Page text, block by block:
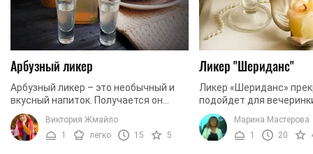
Арбузный ликер
Арбузный ликер – это необычный и
вкусный напиток. Получается он
весьма крепким, но приятным. Так
как арбуз состоит в основном из
воды, то сложно ...
Виктория Жмайло
1
легко 15 5
Ликер "Шериданс"
Ликер «Шериданс»
подойдет для
довольно крепкий
обладающий сладким
плотной
Марина Мастерова
1
20